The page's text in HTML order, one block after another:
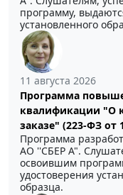
программу,
установленного
11 августа 2026
Программа
квалификации "О
заказе" (223-ФЗ от
Программа
АО ''СБЕР А".
освоившим
удостоверения
образца.